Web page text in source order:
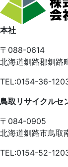
本社
〒088-0614
北海道釧路郡釧路
TEL:0154-36-
鳥取リサイクルセ
〒084-0905
北海道釧路市鳥取
TEL:0154-52-